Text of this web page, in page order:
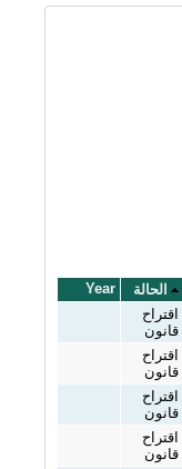
الحالة Year
اقتراح
قانون
اقتراح
قانون
اقتراح
قانون
اقتراح
قانون